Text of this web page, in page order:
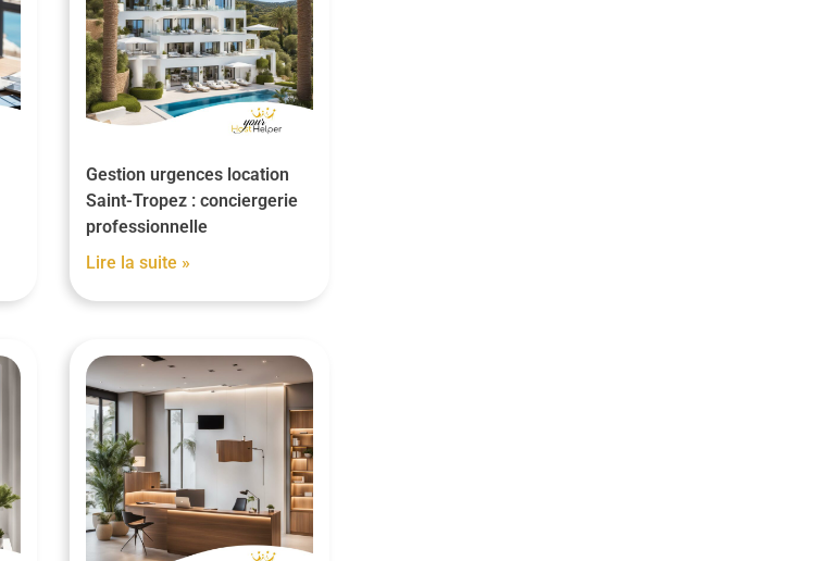
Gestion urgences location
Saint-Tropez : conciergerie
professionnelle
Lire la suite »